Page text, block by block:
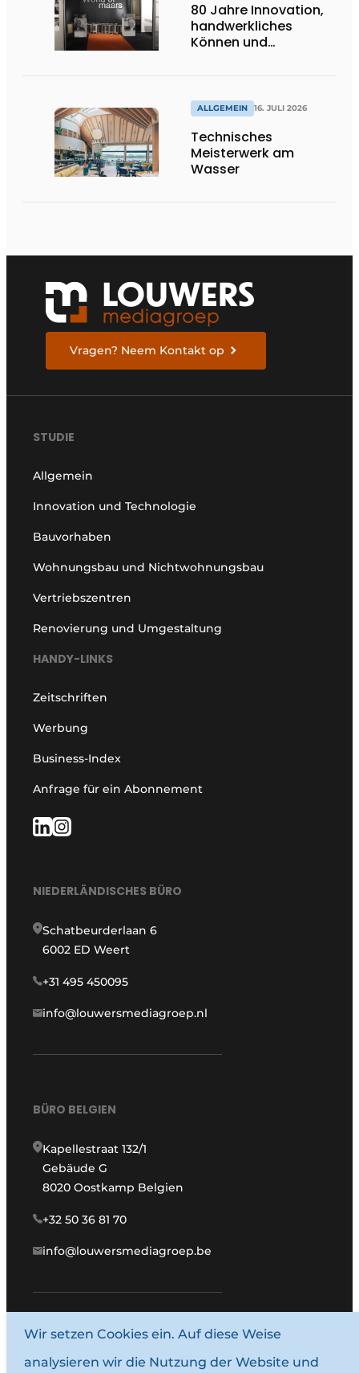
80 Jahre Innovation,
handwerkliches
Können und
ALLGEMEIN 16. JULI 2026
Technisches
Meisterwerk am
Wasser
Vragen? Neem Kontakt op
STUDIE
Allgemein
Innovation und Technologie
Bauvorhaben
Wohnungsbau und Nichtwohnungsbau
Vertriebszentren
Renovierung und Umgestaltung
HANDY-LINKS
Zeitschriften
Werbung
Business-Index
Anfrage für ein Abonnement
NIEDERLÄNDISCHES BÜRO
Schatbeurderlaan 6
6002 ED Weert
+31 495 450095
info@louwersmediagroep.nl
BÜRO BELGIEN
Kapellestraat 132/1
Gebäude G
8020 Oostkamp Belgien
+32 50 36 81 70
info@louwersmediagroep.be
www.louwersmediagroep.com
© 1987–2026 Louwersmediagroep.
Wir setzen Cookies ein. Auf diese Weise
analysieren wir die Nutzung der Website und